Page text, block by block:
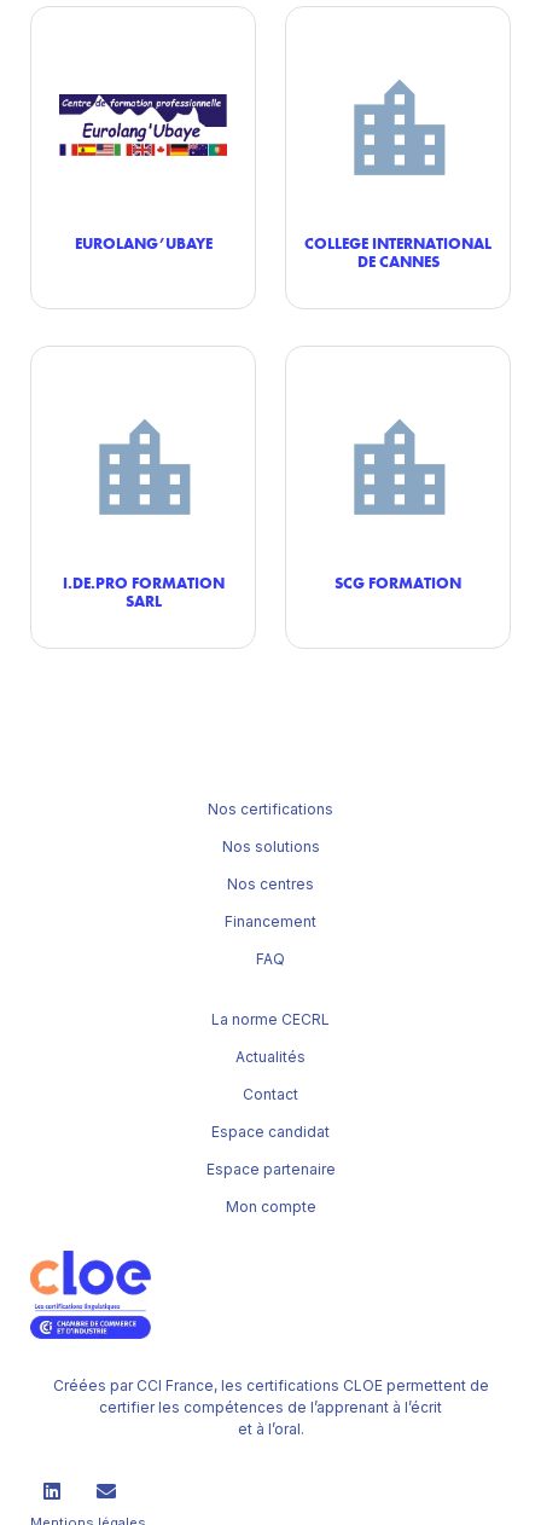
EUROLANG’UBAYE
COLLEGE INTERNATIONAL
DE CANNES
I.DE.PRO FORMATION
SARL
SCG FORMATION
Créées par CCI France, les certifications CLOE permettent de
certifier les compétences de l’apprenant à l’écrit
et à l’oral.
Nos certifications
Nos solutions
Nos centres
Financement
FAQ
La norme CECRL
Actualités
Contact
Espace candidat
Espace partenaire
Mon compte